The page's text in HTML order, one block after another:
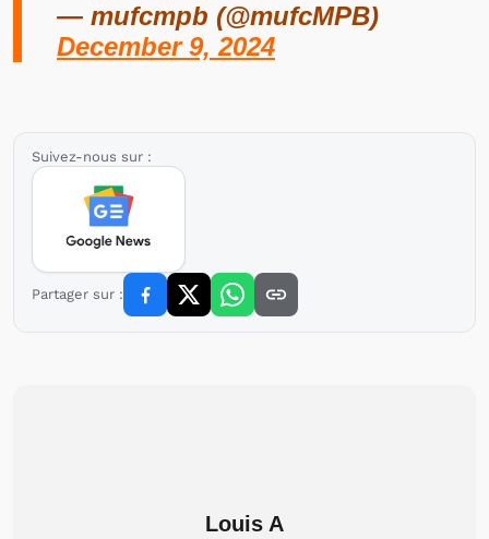
— mufcmpb (@mufcMPB)
December 9, 2024
Suivez-nous sur :
Partager sur :
Louis A